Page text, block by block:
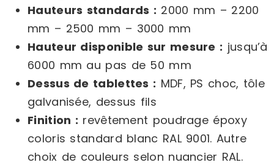
Hauteurs standards : 2000 mm – 2200
mm – 2500 mm – 3000 mm
Hauteur disponible sur mesure : jusqu’à
6000 mm au pas de 50 mm
Dessus de tablettes : MDF, PS choc, tôle
galvanisée, dessus fils
Finition : revêtement poudrage époxy
coloris standard blanc RAL 9001. Autre
choix de couleurs selon nuancier RAL.